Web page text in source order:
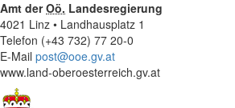
Amt derOö. Landesregierung
4021 Linz • Landhausplatz 1
Telefon (+43 732) 77 20-0
E-Mail post@ooe.gv.at
www.land-oberoesterreich.gv.at